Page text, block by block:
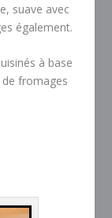
suave avec
également.
à base
de fromages